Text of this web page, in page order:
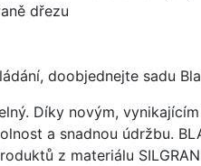
dřezu
doobjednejte sadu
Díky novým,
a snadnou údržbu.
z materiálu